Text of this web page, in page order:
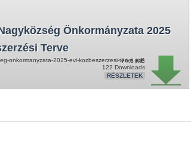
Önkormányzata 2025
Terve
onkormanyzata-2025-evi-kozbeszerzesi-terve.pdf
74.3 KiB
122 Downloads
RÉSZLETEK